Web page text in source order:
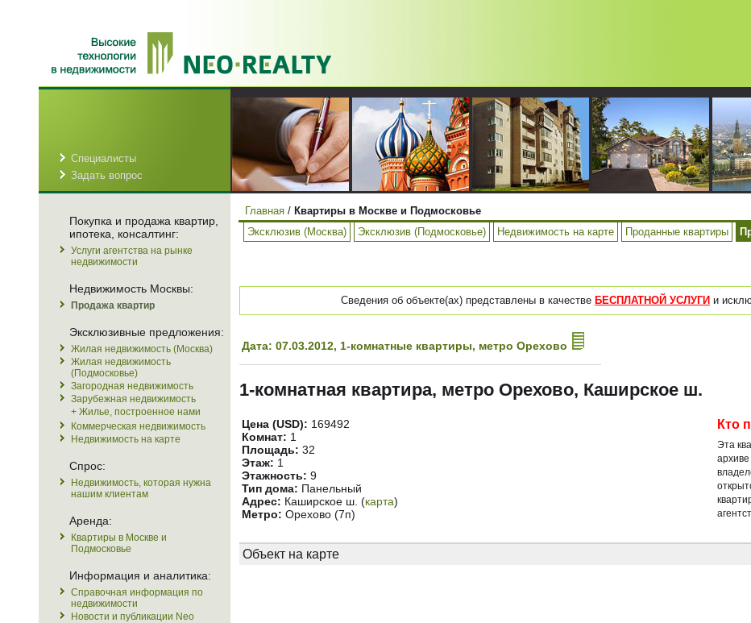
Специалисты
Задать вопрос
Покупка и продажа квартир,
ипотека, консалтинг:
Услуги агентства на рынке
недвижимости
Недвижимость Москвы:
Продажа квартир
Эксклюзивные предложения:
Жилая недвижимость (Москва)
Жилая недвижимость
(Подмосковье)
Загородная недвижимость
Зарубежная недвижимость
+ Жилье, построенное нами
Коммерческая недвижимость
Недвижимость на карте
Спрос:
Недвижимость, которая нужна
нашим клиентам
Аренда:
Квартиры в Москве и
Подмосковье
Информация и аналитика:
Справочная информация по
недвижимости
Новости и публикации Neo
Главная / Квартиры в Москве и Подмосковье
Эксклюзив (Москва)
Эксклюзив (Подмосковье) Недвижимость на карте Проданные квартиры
Сведения об объекте(ах) представлены в качестве БЕСПЛАТНОЙ УСЛУГИ и
Дата: 07.03.2012, 1-комнатные квартиры, метро Орехово
1-комнатная квартира, метро Орехово, Каширское ш.
Цена (USD): 169492
Комнат: 1
Площадь: 32
Этаж: 1
Этажность: 9
Тип дома: Панельный
Адрес: Каширское ш. (карта)
Метро: Орехово (7п)
Кто
Эта
Объект на карте